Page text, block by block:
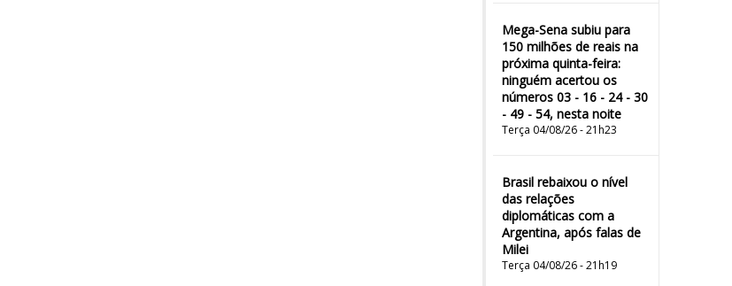
Mega-Sena subiu para
150 milhões de reais na
próxima quinta-feira:
ninguém acertou os
números 03 - 16 - 24 - 30
- 49 - 54, nesta noite
Terça 04/08/26 - 21h23
Brasil rebaixou o nível
das relações
diplomáticas com a
Argentina, após falas de
Milei
Terça 04/08/26 - 21h19